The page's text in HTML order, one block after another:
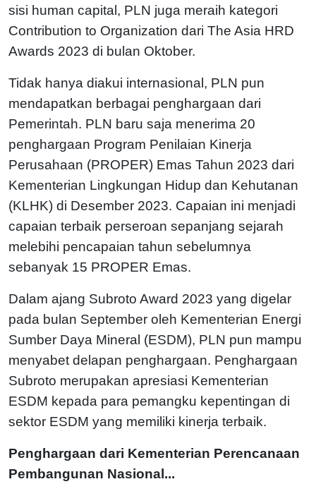
sisi human capital, PLN juga meraih kategori
Contribution to Organization dari The Asia HRD
Awards 2023 di bulan Oktober.
Tidak hanya diakui internasional, PLN pun
mendapatkan berbagai penghargaan dari
Pemerintah. PLN baru saja menerima 20
penghargaan Program Penilaian Kinerja
Perusahaan (PROPER) Emas Tahun 2023 dari
Kementerian Lingkungan Hidup dan Kehutanan
(KLHK) di Desember 2023. Capaian ini menjadi
capaian terbaik perseroan sepanjang sejarah
melebihi pencapaian tahun sebelumnya
sebanyak 15 PROPER Emas.
Dalam ajang Subroto Award 2023 yang digelar
pada bulan September oleh Kementerian Energi
Sumber Daya Mineral (ESDM), PLN pun mampu
menyabet delapan penghargaan. Penghargaan
Subroto merupakan apresiasi Kementerian
ESDM kepada para pemangku kepentingan di
sektor ESDM yang memiliki kinerja terbaik.
Penghargaan dari Kementerian Perencanaan
Pembangunan Nasional...